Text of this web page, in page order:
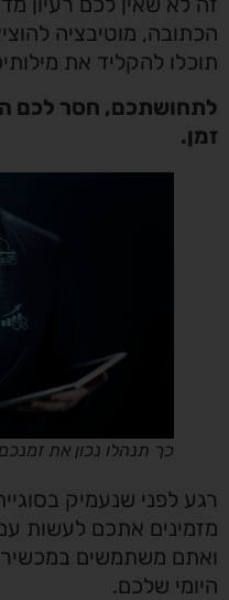
מוטיבציה
להקליד את מילותיכם.
חסר לכם הדבר
כך תנהלו נכון את זמנכם
לפני שנעמיק בסוגיית
אתכם לעשות עם
משתמשים במכשיר
שלכם.